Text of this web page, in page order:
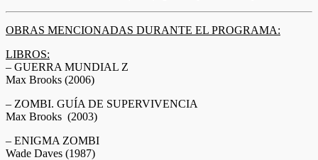
OBRAS MENCIONADAS DURANTE EL PROGRAMA:
LIBROS:
– GUERRA MUNDIAL Z
Max Brooks (2006)
– ZOMBI. GUÍA DE SUPERVIVENCIA
Max Brooks (2003)
– ENIGMA ZOMBI
Wade Daves (1987)